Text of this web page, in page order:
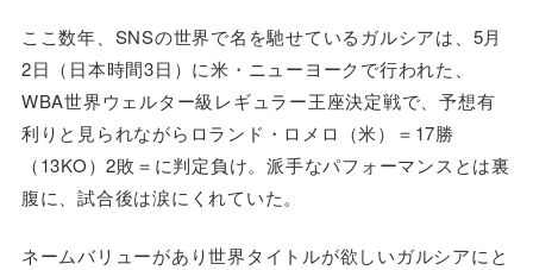
ここ数年、SNSの世界で名を馳せているガルシアは、5月
2日（日本時間3日）に米・ニューヨークで行われた、
WBA世界ウェルター級レギュラー王座決定戦で、予想有
利りと見られながらロランド・ロメロ（米）＝17勝
（13KO）2敗＝に判定負け。派手なパフォーマンスとは裏
腹に、試合後は涙にくれていた。
ネームバリューがあり世界タイトルが欲しいガルシアにと